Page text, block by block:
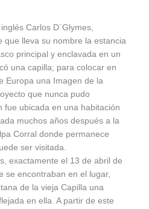
Carlos D´Glymes,
que lleva su nombre la estancia
principal y enclavada en un
una capilla; para colocar en
Europa una Imagen de la
que nunca pudo
fue ubicada en una habitación
muchos años después a la
Corral donde permanece
ser visitada.
exactamente el 13 de abril de
se encontraban en el lugar,
de la vieja Capilla una
en ella. A partir de este